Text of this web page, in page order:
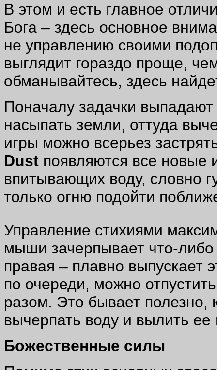
В этом и есть главное
Бога – здесь основное
не управлению своими
выглядит гораздо проще,
обманывайтесь, здесь
Поначалу задачки
насыпать земли, оттуда
игры можно всерьез
Dust появляются все
впитывающих воду, словно
только огню подойти
Управление стихиями
мыши зачерпывает что-
правая – плавно выпускает
по очереди, можно
разом. Это бывает полезно,
вычерпать воду и вылить ее
Божественные силы